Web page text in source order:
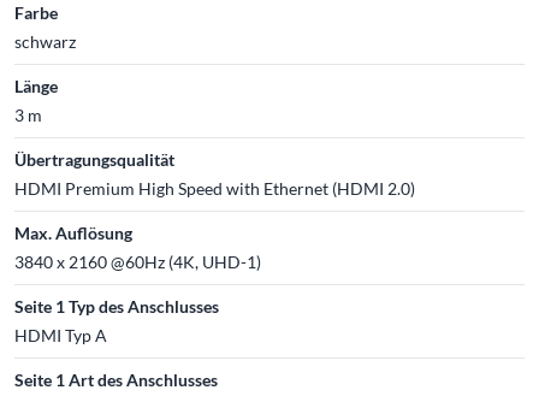
Farbe
schwarz
Länge
3 m
Übertragungsqualität
HDMI Premium High Speed with Ethernet (HDMI 2.0)
Max. Auflösung
3840 x 2160 @60Hz (4K, UHD-1)
Seite 1 Typ des Anschlusses
HDMI Typ A
Seite 1 Art des Anschlusses